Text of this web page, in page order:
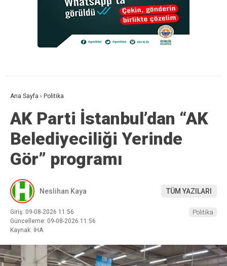
Ana Sayfa › Politika
AK Parti İstanbul’dan “AK
Belediyeciliği Yerinde
Gör” programı
Neslihan Kaya TÜM YAZILARI
Giriş: 09-08-2026 11:56
Güncelleme: 09-08-2026 11:56
Kaynak: İHA
Politika